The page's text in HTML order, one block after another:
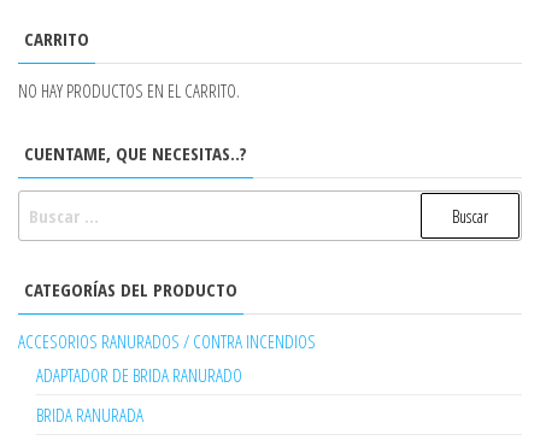
CARRITO
NO HAY PRODUCTOS EN EL CARRITO.
CUENTAME, QUE NECESITAS..?
CATEGORÍAS DEL PRODUCTO
ACCESORIOS RANURADOS / CONTRA INCENDIOS
ADAPTADOR DE BRIDA RANURADO
BRIDA RANURADA